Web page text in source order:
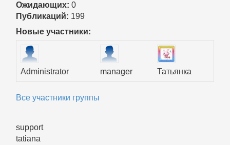
Ожидающих: 0
Публикаций: 199
Новые участники:
Administrator manager Татьянка
Все участники группы
support
tatiana